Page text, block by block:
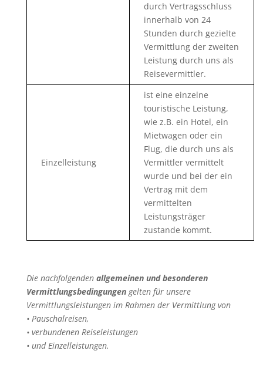
durch Vertragsschluss
innerhalb von 24
Stunden durch gezielte
Vermittlung der zweiten
Leistung durch uns als
Reisevermittler.
Einzelleistung
ist eine einzelne
touristische Leistung,
wie z.B. ein Hotel, ein
Mietwagen oder ein
Flug, die durch uns als
Vermittler vermittelt
wurde und bei der ein
Vertrag mit dem
vermittelten
Leistungsträger
zustande kommt.
Die nachfolgenden allgemeinen und besonderen
Vermittlungsbedingungengelten für unsere
Vermittlungsleistungen im Rahmen der Vermittlung von
• Pauschalreisen,
• verbundenen Reiseleistungen
• und Einzelleistungen.